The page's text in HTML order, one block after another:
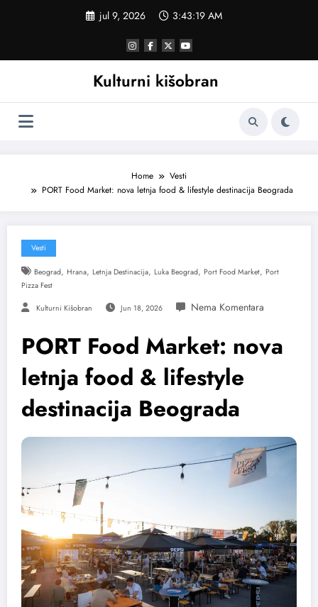
jul 9, 2026 3:43:20 AM
Kulturni kišobran
Home
Vesti
PORT Food Market: nova letnja food & lifestyle destinacija Beograda
Vesti
Beograd, Hrana, Letnja Destinacija, Luka Beograd, Port Food Market, Port
Pizza Fest
Kulturni Kišobran Jun 18, 2026
PORT Food Market: nova
letnja food & lifestyle
destinacija Beograda